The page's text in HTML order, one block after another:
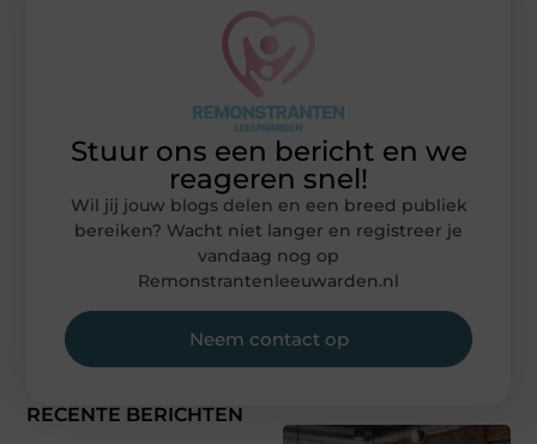
RECENTE BERICHTEN
Stuur ons een bericht en we
reageren snel!
Wil jij jouw blogs delen en een breed publiek
bereiken? Wacht niet langer en registreer je
vandaag nog op
Remonstrantenleeuwarden.nl
Neem contact op